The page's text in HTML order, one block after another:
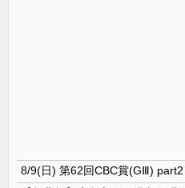
8/9(日) 第62回CBC賞(GⅢ) part2